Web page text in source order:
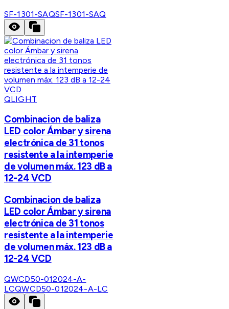
SF-1301-SAQSF-1301-SAQ
QLIGHT
Combinacion de baliza
LED color Ámbar y sirena
electrónica de 31 tonos
resistente a la intemperie
de volumen máx. 123 dB a
12-24 VCD
Combinacion de baliza
LED color Ámbar y sirena
electrónica de 31 tonos
resistente a la intemperie
de volumen máx. 123 dB a
12-24 VCD
QWCD50-012024-A-
LCQWCD50-012024-A-LC